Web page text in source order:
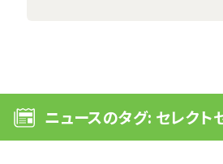
ニュースのタグ: セレク